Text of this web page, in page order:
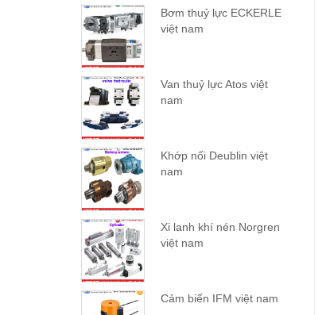
Bơm thuỷ lực ECKERLE
việt nam
Van thuỷ lực Atos việt
nam
Khớp nối Deublin việt
nam
Xi lanh khí nén Norgren
việt nam
Cảm biến IFM việt nam